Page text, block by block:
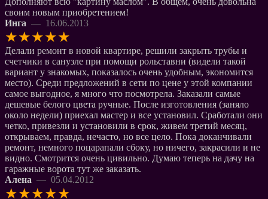
своим новым приобретением!
Инга — 16.06.2013
★★★★★
Делали ремонт в новой квартире, решили закрыть трубы и
счетчики в санузле при помощи рольставни (видели такой
вариант у знакомых, показалось очень удобным, экономится
место). Среди предложений в сети по цене у этой компании
самое выгодное, я много что посмотрела. Заказали самые
дешевые белого цвета ручные. После изготовления (заняло
около недели) приехал мастер и все установил. Сработали они
четко, привезли и установили в срок, живем третий месяц,
открываем, правда, нечасто, но все цело. Пока доканчивали
ремонт, немного поцарапали сбоку, но ничего, закрасили и не
видно. Смотрится очень цивильно. Думаю теперь на дачу на
гаражные ворота тут же заказать.
Алена — 05.04.2012
★★★★★